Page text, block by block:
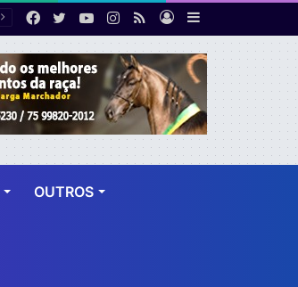
Barra
Lateral
Entrar
RSS
Instagram
YouTube
Twitter
Facebook
OUTROS